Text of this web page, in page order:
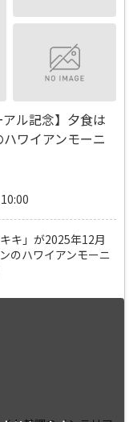
アル記念】夕食は
ワイアンモーニ
キ」が2025年12月
のハワイアンモーニ